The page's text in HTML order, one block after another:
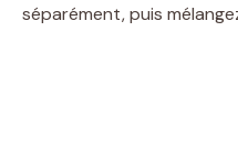
séparément, puis